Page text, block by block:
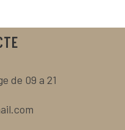
de 09 a 21